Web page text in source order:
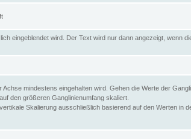
eingeblendet wird. Der Text wird nur dann angezeigt, wenn
mindestens eingehalten wird. Gehen die Werte der
den größeren Ganglinienumfang skaliert.
Skalierung ausschließlich basierend auf den Werten in